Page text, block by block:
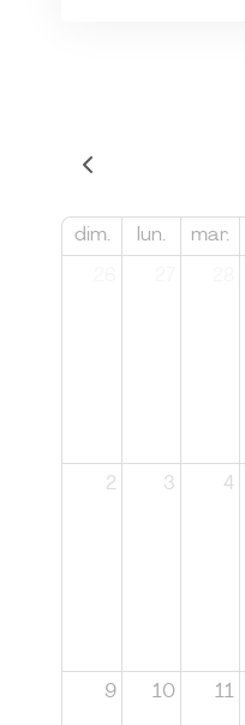
dim. lun. mar.
2 3 4
9 10 11